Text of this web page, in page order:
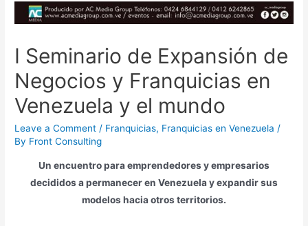
I Seminario de Expansión de
Negocios y Franquicias en
Venezuela y el mundo
Leave a Comment / Franquicias, Franquicias en Venezuela /
By Front Consulting
Un encuentro para emprendedores y empresarios
decididos a permanecer en Venezuela y expandir sus
modelos hacia otros territorios.